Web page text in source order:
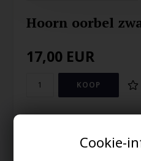
Cookie-
Hoorn oorbel
17,00 EUR